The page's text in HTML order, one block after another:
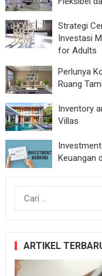
Strategi
Investasi
for Adults
Perlunya
Ruang
Inventory
Villas
Keuangan
Cari
ARTIKEL